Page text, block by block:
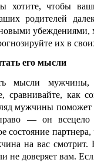
хотите, чтобы
родителей
убеждениями,
их в
его мысли
мысли мужчины,
сравнивайте, как
мужчины поможет
— он
состояние
на вас смотрит.
не доверяет вам.